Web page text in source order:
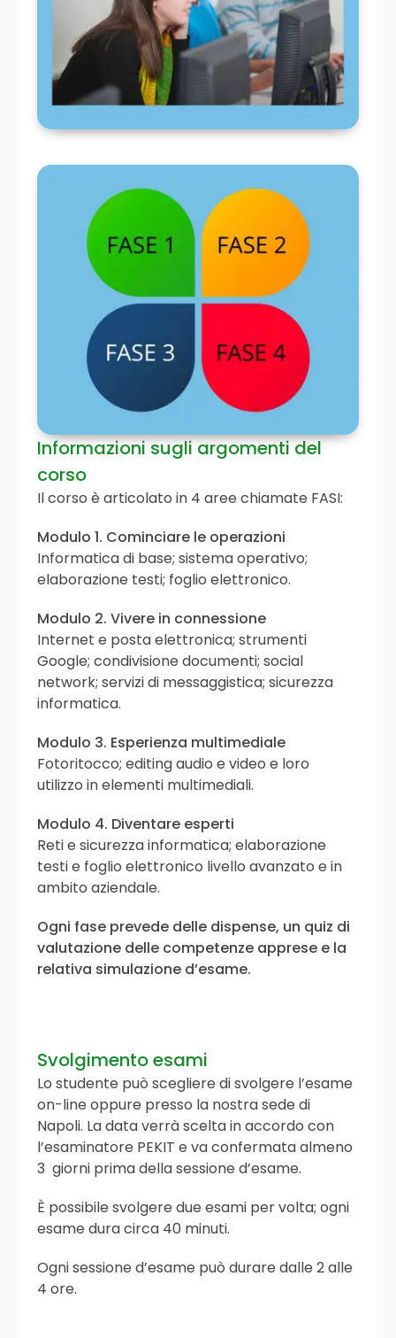
Informazioni sugli argomenti del
corso
Il corso è articolato in 4 aree chiamate FASI:
Modulo 1. Cominciare le operazioni
Informatica di base; sistema operativo;
elaborazione testi; foglio elettronico.
Modulo 2. Vivere in connessione
Internet e posta elettronica; strumenti
Google; condivisione documenti; social
network; servizi di messaggistica; sicurezza
informatica.
Modulo 3. Esperienza multimediale
Fotoritocco; editing audio e video e loro
utilizzo in elementi multimediali.
Modulo 4. Diventare esperti
Reti e sicurezza informatica; elaborazione
testi e foglio elettronico livello avanzato e in
ambito aziendale.
Ogni fase prevede delle dispense, un quiz di
valutazione delle competenze apprese e la
relativa simulazione d’esame.
Svolgimento esami
Lo studente può scegliere di svolgere l’esame
on-line oppure presso la nostra sede di
Napoli. La data verrà scelta in accordo con
l’esaminatore PEKIT e va confermata almeno
3 giorni prima della sessione d’esame.
È possibile svolgere due esami per volta; ogni
esame dura circa 40 minuti.
Ogni sessione d’esame può durare dalle 2 alle
4 ore.